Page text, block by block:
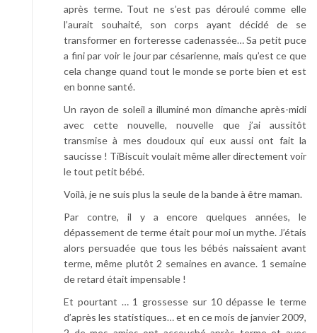
après terme. Tout ne s’est pas déroulé comme elle
l’aurait souhaité, son corps ayant décidé de se
transformer en forteresse cadenassée… Sa petit puce
a fini par voir le jour par césarienne, mais qu’est ce que
cela change quand tout le monde se porte bien et est
en bonne santé.
Un rayon de soleil a illuminé mon dimanche après-midi
avec cette nouvelle, nouvelle que j’ai aussitôt
transmise à mes doudoux qui eux aussi ont fait la
saucisse ! TiBiscuit voulait même aller directement voir
le tout petit bébé.
Voilà, je ne suis plus la seule de la bande à être maman.
Par contre, il y a encore quelques années, le
dépassement de terme était pour moi un mythe. J’étais
alors persuadée que tous les bébés naissaient avant
terme, même plutôt 2 semaines en avance. 1 semaine
de retard était impensable !
Et pourtant … 1 grossesse sur 10 dépasse le terme
d’après les statistiques… et en ce mois de janvier 2009,